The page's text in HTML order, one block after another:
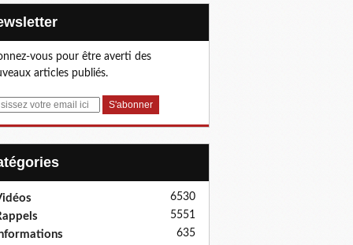
vous pour être averti des
articles publiés.
6530
5551
635